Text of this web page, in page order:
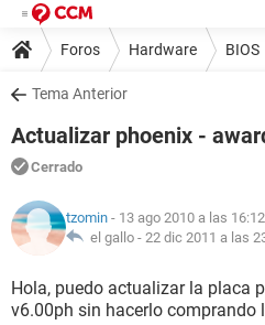
Foros Hardware BIOS
Tema Anterior
Actualizar phoenix -
Cerrado
tzomin - 13 ago 2010 a las 16:12
el gallo - 22 dic 2011 a las
Hola, puedo actualizar la placa
v6.00ph sin hacerlo comprando